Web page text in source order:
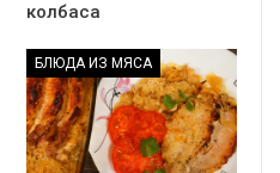
колбаса
БЛЮДА ИЗ МЯСА